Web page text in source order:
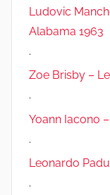
Ludovic
Alabama 1963
.
Zoe Brisby –
.
Yoann Iacono
.
Leonardo
.